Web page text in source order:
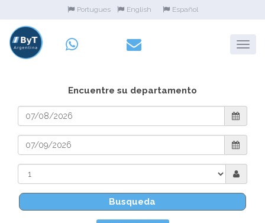
Portugues English Español
Encuentre su departamento
Busqueda